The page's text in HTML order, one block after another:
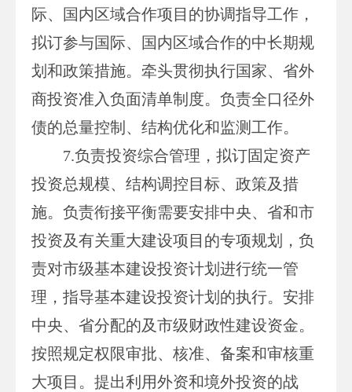
际、国内区域合作项目的协调指导工作，
拟订参与国际、国内区域合作的中长期规
划和政策措施。牵头贯彻执行国家、省外
商投资准入负面清单制度。负责全口径外
债的总量控制、结构优化和监测工作。
7.负责投资综合管理，拟订固定资产
投资总规模、结构调控目标、政策及措
施。负责衔接平衡需要安排中央、省和市
投资及有关重大建设项目的专项规划，负
责对市级基本建设投资计划进行统一管
理，指导基本建设投资计划的执行。安排
中央、省分配的及市级财政性建设资金。
按照规定权限审批、核准、备案和审核重
大项目。提出利用外资和境外投资的战